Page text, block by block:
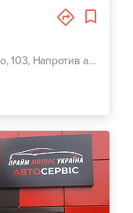
г. Киев, ул. Алексея Тихого, 103, Напротив автозаправки KLO